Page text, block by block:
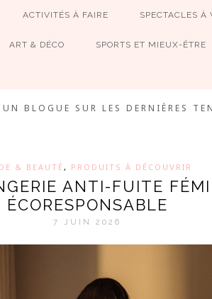
ACTIVITÉS À FAIRE SPECTACLES À
ART & DÉCO SPORTS ET MIEUX-ÊTRE
UN BLOGUE SUR LES DERNIÈRES
& BEAUTÉ, PRODUITS À DÉCOUVRIR
ANTI-FUITE
ÉCORESPONSABLE
7 JUIN 2026